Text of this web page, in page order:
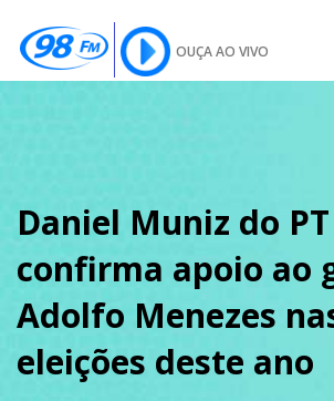
OUÇA AO VIVO
SOBRE
PODCAST
Daniel Muniz do PT
confirma apoio ao
Adolfo Menezes
eleições deste ano